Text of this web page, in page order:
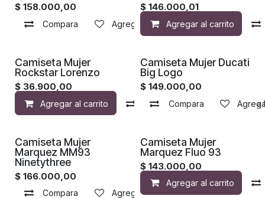
$ 158.000,00
Compara Agregar a la lista de deseos
$146.000,01
Agregar al carrito
Camiseta Mujer
Rockstar Lorenzo
$ 36.900,00
Agregar al carrito Compara Agregar a
Camiseta Mujer Ducati
Big Logo
$149.000,00
Compara
Camiseta Mujer
Marquez MM93
Ninetythree
$ 166.000,00
Compara Agregar a la lista de deseos
Camiseta Mujer
Marquez Fluo 93
$143.000,00
Agregar al carrito